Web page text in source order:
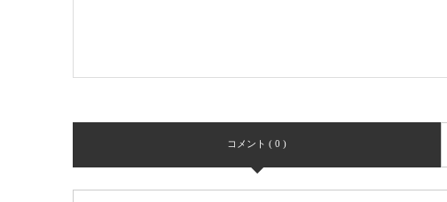
コメント ( 0 )